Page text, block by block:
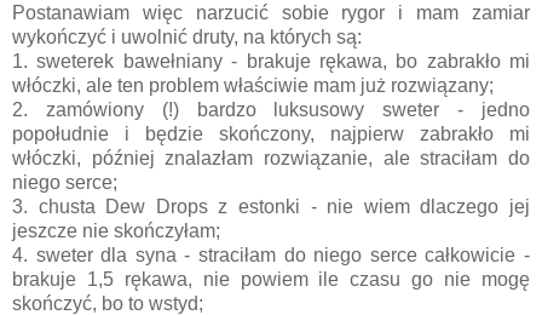
Postanawiam więc narzucić sobie rygor i mam zamiar
wykończyć i uwolnić druty, na których są:
1. sweterek bawełniany - brakuje rękawa, bo zabrakło mi
włóczki, ale ten problem właściwie mam już rozwiązany;
2. zamówiony (!) bardzo luksusowy sweter - jedno
popołudnie i będzie skończony, najpierw zabrakło mi
włóczki, później znalazłam rozwiązanie, ale straciłam do
niego serce;
3. chusta Dew Drops z estonki - nie wiem dlaczego jej
jeszcze nie skończyłam;
4. sweter dla syna - straciłam do niego serce całkowicie -
brakuje 1,5 rękawa, nie powiem ile czasu go nie mogę
skończyć, bo to wstyd;